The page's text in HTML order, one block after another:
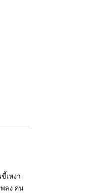
เหงา
พลง คน